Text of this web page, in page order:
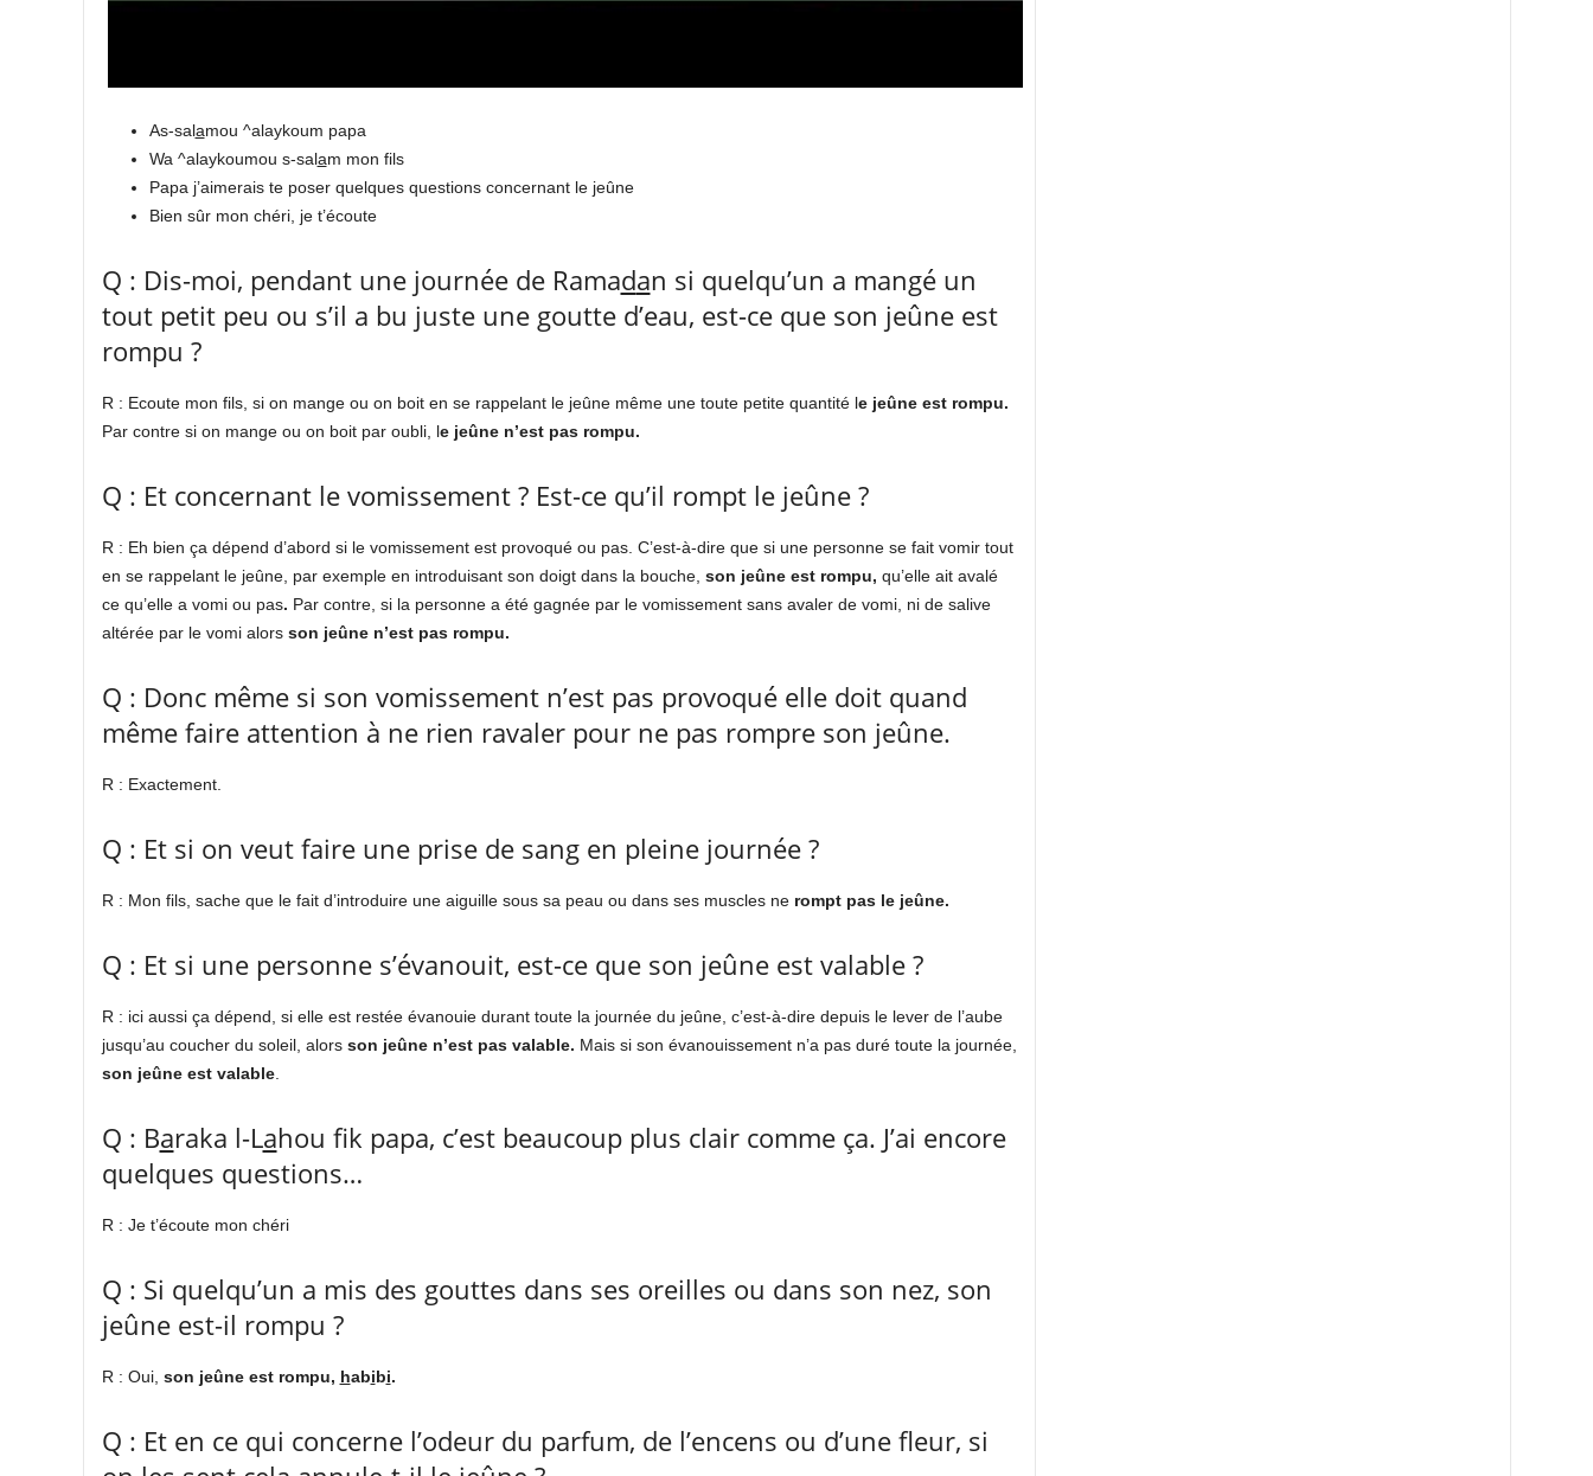
As-salamou ^alaykoum papa
Wa ^alaykoumou s-salam mon fils
Papa j’aimerais te poser quelques questions concernant le jeûne
Bien sûr mon chéri, je t’écoute
Q : Dis-moi, pendant une journée de Ramadan si quelqu’un a mangé un
tout petit peu ou s’il a bu juste une goutte d’eau, est-ce que son jeûne est
rompu ?
R : Ecoute mon fils, si on mange ou on boit en se rappelant le jeûne même une toute petite quantité le jeûne est rompu.
Par contre si on mange ou on boit par oubli, le jeûne n’est pas rompu.
Q : Et concernant le vomissement ? Est-ce qu’il rompt le jeûne ?
R : Eh bien ça dépend d’abord si le vomissement est provoqué ou pas. C’est-à-dire que si une personne se fait vomir tout
en se rappelant le jeûne, par exemple en introduisant son doigt dans la bouche, son jeûne est rompu, qu’elle ait avalé
ce qu’elle a vomi ou pas. Par contre, si la personne a été gagnée par le vomissement sans avaler de vomi, ni de salive
altérée par le vomi alors son jeûne n’est pas rompu.
Q : Donc même si son vomissement n’est pas provoqué elle doit quand
même faire attention à ne rien ravaler pour ne pas rompre son jeûne.
R : Exactement.
Q : Et si on veut faire une prise de sang en pleine journée ?
R : Mon fils, sache que le fait d’introduire une aiguille sous sa peau ou dans ses muscles ne rompt pas le jeûne.
Q : Et si une personne s’évanouit, est-ce que son jeûne est valable ?
R : ici aussi ça dépend, si elle est restée évanouie durant toute la journée du jeûne, c’est-à-dire depuis le lever de l’aube
jusqu’au coucher du soleil, alors son jeûne n’est pas valable. Mais si son évanouissement n’a pas duré toute la journée,
son jeûne est valable.
Q : Baraka l-Lahou fk papa, c’est beaucoup plus clair comme ça. J’ai encore
quelques questions…
R : Je t’écoute mon chéri
Q : Si quelqu’un a mis des gouttes dans ses oreilles ou dans son nez, son
jeûne est-il rompu ?
R : Oui, son jeûne est rompu, habibi.
Q : Et en ce qui concerne l’odeur du parfum, de l’encens ou d’une fleur, si